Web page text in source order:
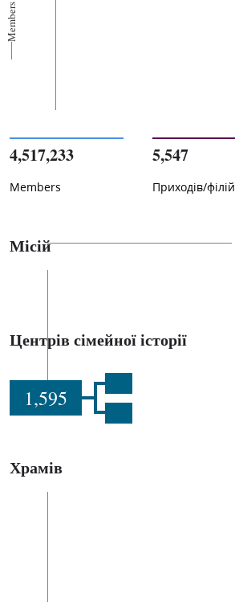
Members
4,517,233
Members
5,547
Приходів/філій
Місій
Центрів сімейної історії
1,595
Храмів